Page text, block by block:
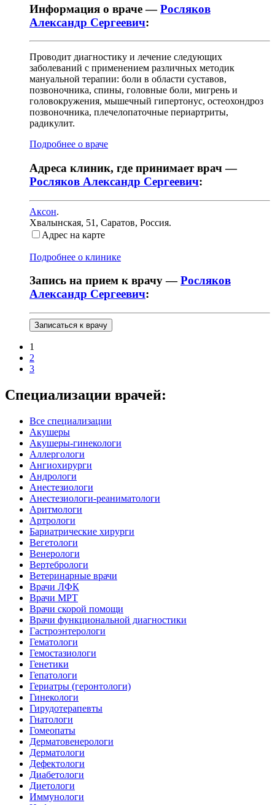
Информация о враче —Росляков
Александр Сергеевич:
Проводит диагностику и лечение следующих
заболеваний с применением различных методик
мануальной терапии: боли в области суставов,
позвоночника, спины, головные боли, мигрень и
головокружения, мышечный гипертонус, остеохондроз
позвоночника, плечелопаточные периартриты,
радикулит.
Подробнее о враче
Адреса клиник, где принимает врач —
Росляков Александр Сергеевич:
Аксон.
Хвалынская, 51 , Саратов, Россия.
Адрес на карте
Подробнее о клинике
Запись на прием к врачу —Росляков
Александр Сергеевич:
Записаться к врачу
1
2
3
Специализации врачей:
Все специализации
Акушеры
Акушеры-гинекологи
Аллергологи
Ангиохирурги
Андрологи
Анестезиологи
Анестезиологи-реаниматологи
Аритмологи
Артрологи
Бариатрические хирурги
Вегетологи
Венерологи
Вертебрологи
Ветеринарные врачи
Врачи ЛФК
Врачи МРТ
Врачи скорой помощи
Врачи функциональной диагностики
Гастроэнтерологи
Гематологи
Гемостазиологи
Генетики
Гепатологи
Гериатры (геронтологи)
Гинекологи
Гирудотерапевты
Гнатологи
Гомеопаты
Дерматовенерологи
Дерматологи
Дефектологи
Диабетологи
Диетологи
Иммунологи